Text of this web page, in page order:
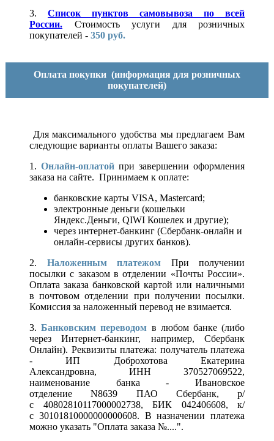
3. Список пунктов самовывоза по всей
России.
Стоимость услуги для розничных
покупателей - 350 руб.
Оплата покупки (информация для розничных
покупателей)
Для максимального удобства мы предлагаем Вам
следующие варианты оплаты Вашего заказа:
1. Онлайн-оплатой при завершении оформления
заказа на сайте. Принимаем к оплате:
банковские карты VISA, Mastercard;
электронные деньги (кошельки
Яндекс.Деньги, QIWI Кошелек и другие);
через интернет-банкинг (Сбербанк-онлайн и
онлайн-сервисы других банков).
2. Наложенным платежом При получении
посылки с заказом в отделении «Почты России».
Оплата заказа банковской картой или наличными
в почтовом отделении при получении посылки.
Комиссия за наложенный перевод не взимается.
3.Банковским переводом в любом банке (либо
через Интернет-банкинг, например, Сбербанк
Онлайн). Реквизиты платежа: получатель платежа
- ИП Доброхотова Екатерина
Александровна, ИНН 370527069522,
наименование банка - Ивановское
отделение N8639 ПАО Сбербанк, р/
с 40802810117000002738, БИК 042406608, к/
с 30101810000000000608. В назначении платежа
можно указать "Оплата заказа №....".